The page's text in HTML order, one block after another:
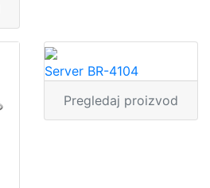
Server BR-4104
Pregledaj proizvod